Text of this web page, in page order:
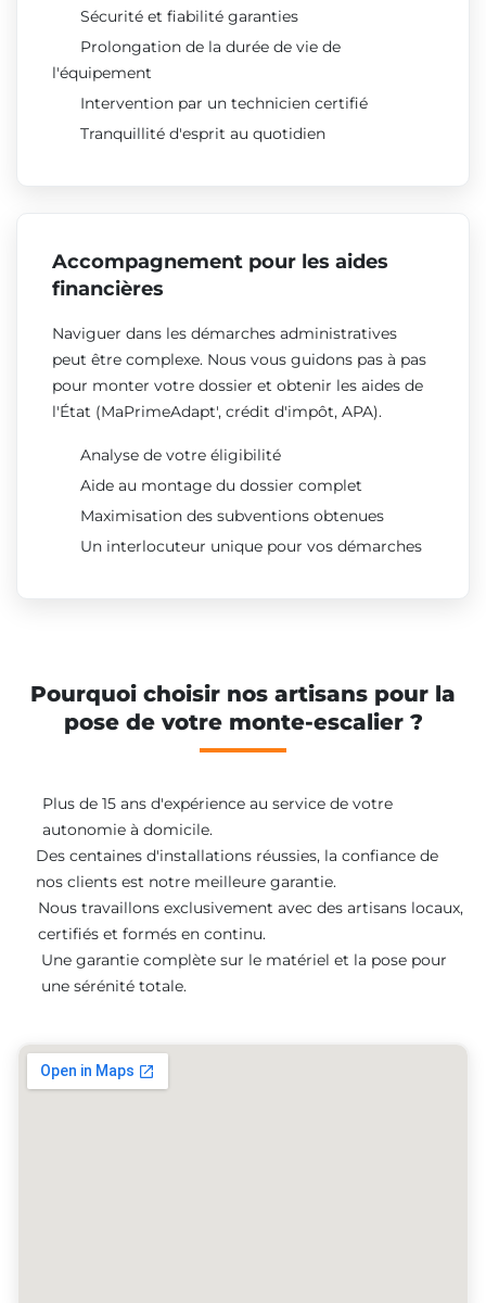
Sécurité et fiabilité garanties
Prolongation de la durée de vie de
l'équipement
Intervention par un technicien certifié
Tranquillité d'esprit au quotidien
Accompagnement pour les aides
financières
Naviguer dans les démarches administratives
peut être complexe. Nous vous guidons pas à pas
pour monter votre dossier et obtenir les aides de
l'État (MaPrimeAdapt', crédit d'impôt, APA).
Analyse de votre éligibilité
Aide au montage du dossier complet
Maximisation des subventions obtenues
Un interlocuteur unique pour vos démarches
Pourquoi choisir nos artisans pour la
pose de votre monte-escalier ?
Plus de 15 ans d'expérience au service de votre
autonomie à domicile.
Des centaines d'installations réussies, la confiance de
nos clients est notre meilleure garantie.
Nous travaillons exclusivement avec des artisans locaux,
certifiés et formés en continu.
Une garantie complète sur le matériel et la pose pour
une sérénité totale.